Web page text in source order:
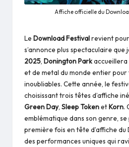
Affiche officielle du
Le Download Festivalrevient
s’annonce plus spectaculaire que
2025, Donington Parkaccueillera
et de metal du monde entier
inoubliables. Cette année, le
choisissant trois têtes d’affiche
Green Day, Sleep TokenetKorn.
emblématique dans son genre,
première fois en tête d’affiche
des performances uniques qui